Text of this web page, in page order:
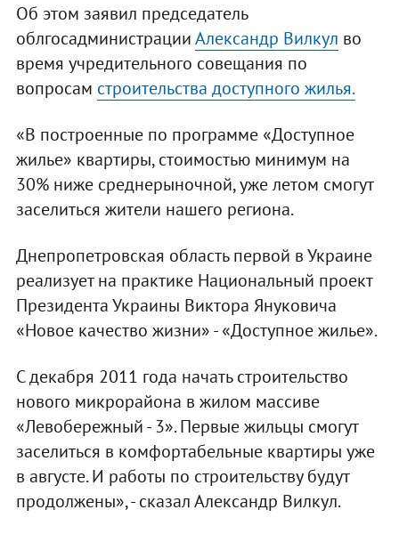
Об этом заявил председатель
облгосадминистрацииАлександр Вилкул во
время учредительного совещания по
вопросам строительства доступного жилья.
«В построенные по программе «Доступное
жилье» квартиры, стоимостью минимум на
30% ниже среднерыночной, уже летом смогут
заселиться жители нашего региона.
Днепропетровская область первой в Украине
реализует на практике Национальный проект
Президента Украины Виктора Януковича
«Новое качество жизни» - «Доступное жилье».
С декабря 2011 года начать строительство
нового микрорайона в жилом массиве
«Левобережный - 3». Первые жильцы смогут
заселиться в комфортабельные квартиры уже
в августе. И работы по строительству будут
продолжены», - сказал Александр Вилкул.